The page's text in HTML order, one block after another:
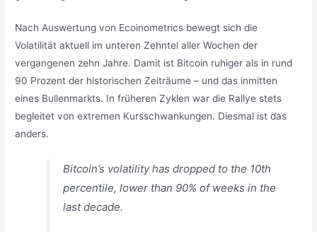
Nach Auswertung von Ecoinometrics bewegt sich die
Volatilität aktuell im unteren Zehntel aller Wochen der
vergangenen zehn Jahre. Damit ist Bitcoin ruhiger als in rund
90 Prozent der historischen Zeiträume – und das inmitten
eines Bullenmarkts. In früheren Zyklen war die Rallye stets
begleitet von extremen Kursschwankungen. Diesmal ist das
anders.
Bitcoin’s volatility has dropped to the 10th
percentile, lower than 90% of weeks in the
last decade.